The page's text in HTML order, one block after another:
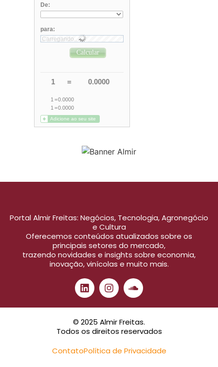
Portal Almir Freitas: Negócios, Tecnologia, Agronegócio
e Cultura
Oferecemos conteúdos atualizados sobre os
principais setores do mercado,
trazendo novidades e insights sobre economia,
inovação, vinícolas e muito mais.
© 2025 Almir Freitas.
Todos os direitos reservados
ContatoPolítica de Privacidade